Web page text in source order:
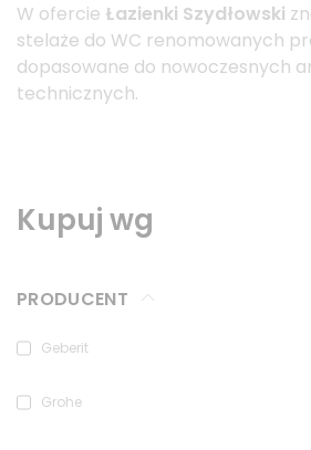
W ofercie Łazienki Szydłowski
stelaże do WC renomowanych
dopasowane do nowoczesnych
technicznych.
Kupuj wg
PRODUCENT
Geberit
Grohe